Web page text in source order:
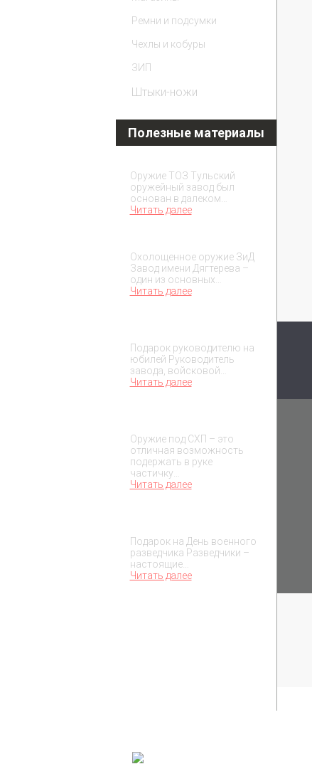
Ремни и подсумки
Чехлы и кобуры
ЗИП
Штыки-ножи
Полезные материалы
Оружие ТОЗ Тульский
оружейный завод был
основан в далеком…
Читать далее
Охолощенное оружие ЗиД
Завод имени Дягтерева –
один из основных…
Читать далее
Подарок руководителю на
юбилей Руководитель
завода, войсковой…
Читать далее
Оружие под СХП – это
отличная возможность
подержать в руке
частичку…
Читать далее
Подарок на День военного
разведчика Разведчики –
настоящие…
Читать далее